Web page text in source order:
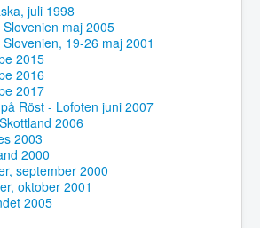
juli 1998
maj 2005
19-26 maj 2001
2015
2016
2017
Röst - Lofoten juni 2007
2006
2003
2000
september 2000
oktober 2001
2005